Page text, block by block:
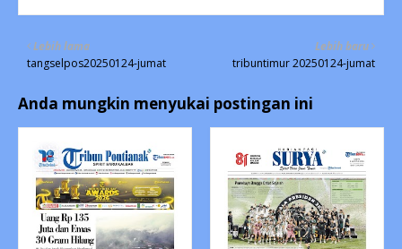
Lebih baru
tribuntimur 20250124-jumat
Lebih lama
tangselpos20250124-jumat
Anda mungkin menyukai postingan ini